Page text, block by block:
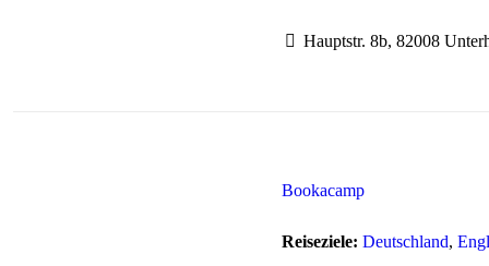
Hauptstr. 8b, 82008
Bookacamp
Reiseziele: Deutschland,